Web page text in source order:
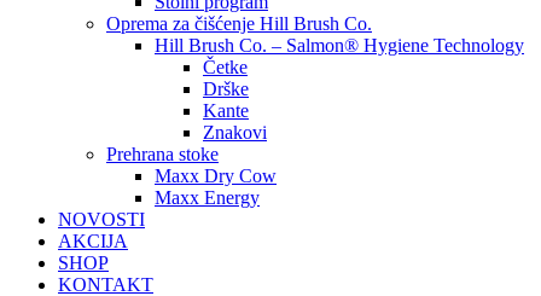
Oprema za čišćenje Hill Brush Co.
Hill Brush Co. – Salmon® Hygiene Technology
Četke
Drške
Kante
Znakovi
Prehrana stoke
Maxx Dry Cow
Maxx Energy
NOVOSTI
AKCIJA
SHOP
KONTAKT